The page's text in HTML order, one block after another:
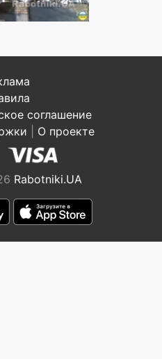
соглашение
О проекте
Rabotniki.UA